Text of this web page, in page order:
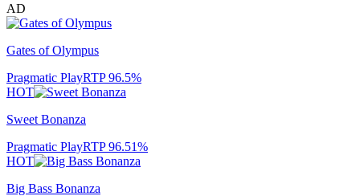
AD
Gates of Olympus
Pragmatic PlayRTP96.5%
HOT
Sweet Bonanza
Pragmatic PlayRTP96.51%
HOT
Big Bass Bonanza